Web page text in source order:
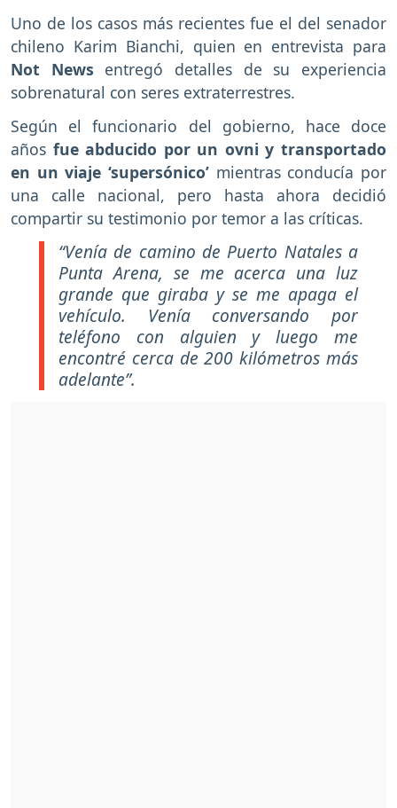
Uno de los casos más recientes fue el del senador
chileno Karim Bianchi, quien en entrevista para
Not News entregó detalles de su experiencia
sobrenatural con seres extraterrestres.
Según el funcionario del gobierno, hace doce
años fue abducido por un ovni y transportado
en un viaje ‘supersónico’ mientras conducía por
una calle nacional, pero hasta ahora decidió
compartir su testimonio por temor a las críticas.
“Venía de camino de Puerto Natales a
Punta Arena, se me acerca una luz
grande que giraba y se me apaga el
vehículo. Venía conversando por
teléfono con alguien y luego me
encontré cerca de 200 kilómetros más
adelante”.